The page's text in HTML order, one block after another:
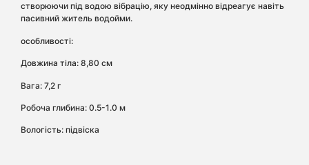
створюючи під водою вібрацію, яку неодмінно відреагує навіть
пасивний житель водойми.
особливості:
Довжина тіла: 8,80 см
Вага: 7,2 г
Робоча глибина: 0.5-1.0 м
Вологість: підвіска